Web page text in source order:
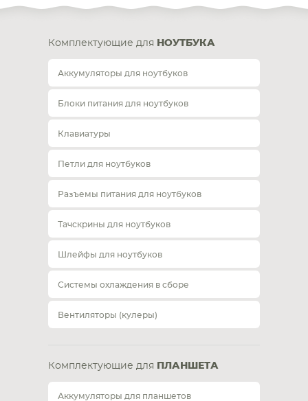
Комплектующие для НОУТБУКА
Аккумуляторы для ноутбуков
Блоки питания для ноутбуков
Клавиатуры
Петли для ноутбуков
Разъемы питания для ноутбуков
Тачскрины для ноутбуков
Шлейфы для ноутбуков
Системы охлаждения в сборе
Вентиляторы (кулеры)
Комплектующие для ПЛАНШЕТА
Аккумуляторы для планшетов